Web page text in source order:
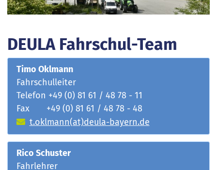
DEULA Fahrschul-Team
Timo Oklmann
Fahrschulleiter
Telefon +49 (0) 81 61 / 48 78 - 11
Fax +49 (0) 81 61 / 48 78 - 48
t.oklmann(at)deula-bayern.de
Rico Schuster
Fahrlehrer